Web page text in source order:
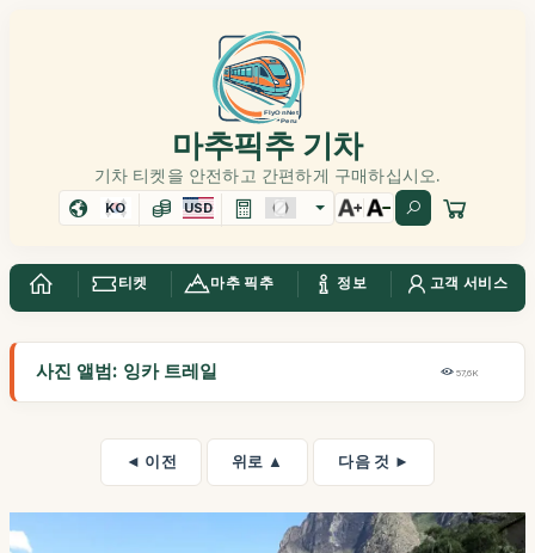
마추픽추 기차
기차 티켓을 안전하고 간편하게 구매하십시오.
KO USD
티켓 마추 픽추 정보 고객 서비스
사진 앨범: 잉카 트레일 57,6K
◄ 이전 위로 ▲ 다음 것 ►